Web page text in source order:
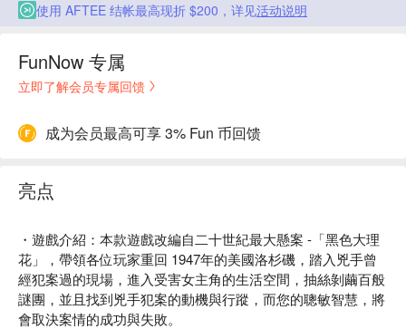
使用 AFTEE 结帐最高现折 $200，详见活动说明
FunNow 专属
立即了解会员专属回馈
成为会员最高可享 3% Fun 币回馈
亮点
・遊戲介紹：本款遊戲改編自二十世紀最大懸案 -「黑色大理
花」，帶領各位玩家重回 1947年的美國洛杉磯，踏入兇手曾
經犯案過的現場，進入受害女主角的生活空間，抽絲剝繭百般
謎團，並且找到兇手犯案的動機與行蹤，而您的聰敏智慧，將
會取決案情的成功與失敗。